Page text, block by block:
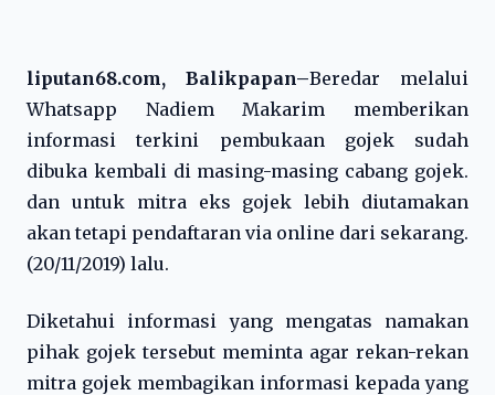
liputan68.com, Balikpapan–Beredar melalui
Whatsapp Nadiem Makarim memberikan
informasi terkini pembukaan gojek sudah
dibuka kembali di masing-masing cabang gojek.
dan untuk mitra eks gojek lebih diutamakan
akan tetapi pendaftaran via online dari sekarang.
(20/11/2019) lalu.
Diketahui informasi yang mengatas namakan
pihak gojek tersebut meminta agar rekan-rekan
mitra gojek membagikan informasi kepada yang